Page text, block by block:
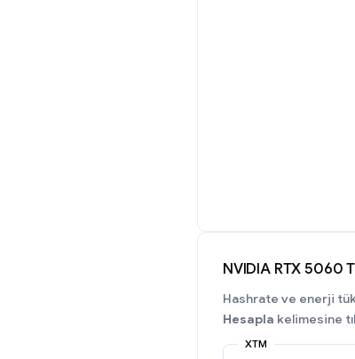
NVIDIA RTX 5060
Hashrate ve enerji
Hesapla kelimesine
XTM